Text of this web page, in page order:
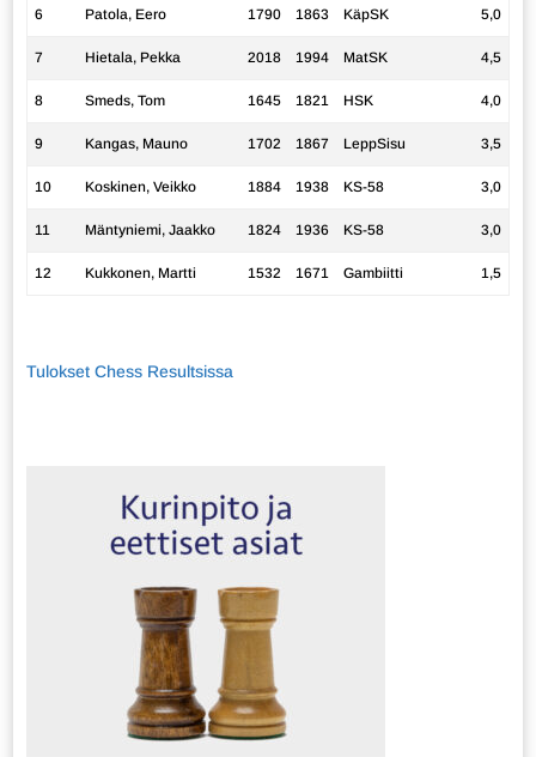
6 Patola, Eero 1790 1863 KäpSK 5,0
7 Hietala, Pekka 2018 1994 MatSK 4,5
8 Smeds, Tom 1645 1821 HSK 4,0
9 Kangas, Mauno 1702 1867 LeppSisu 3,5
10 Koskinen, Veikko 1884 1938 KS-58 3,0
11 Mäntyniemi, Jaakko 1824 1936 KS-58 3,0
12 Kukkonen, Martti 1532 1671 Gambiitti 1,5
Tulokset Chess Resultsissa